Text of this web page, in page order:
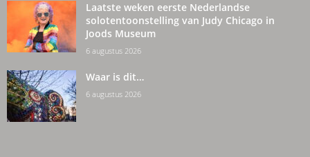
Laatste weken eerste Nederlandse
solotentoonstelling van Judy Chicago in
Joods Museum
6 augustus 2026
Waar is dit…
6 augustus 2026